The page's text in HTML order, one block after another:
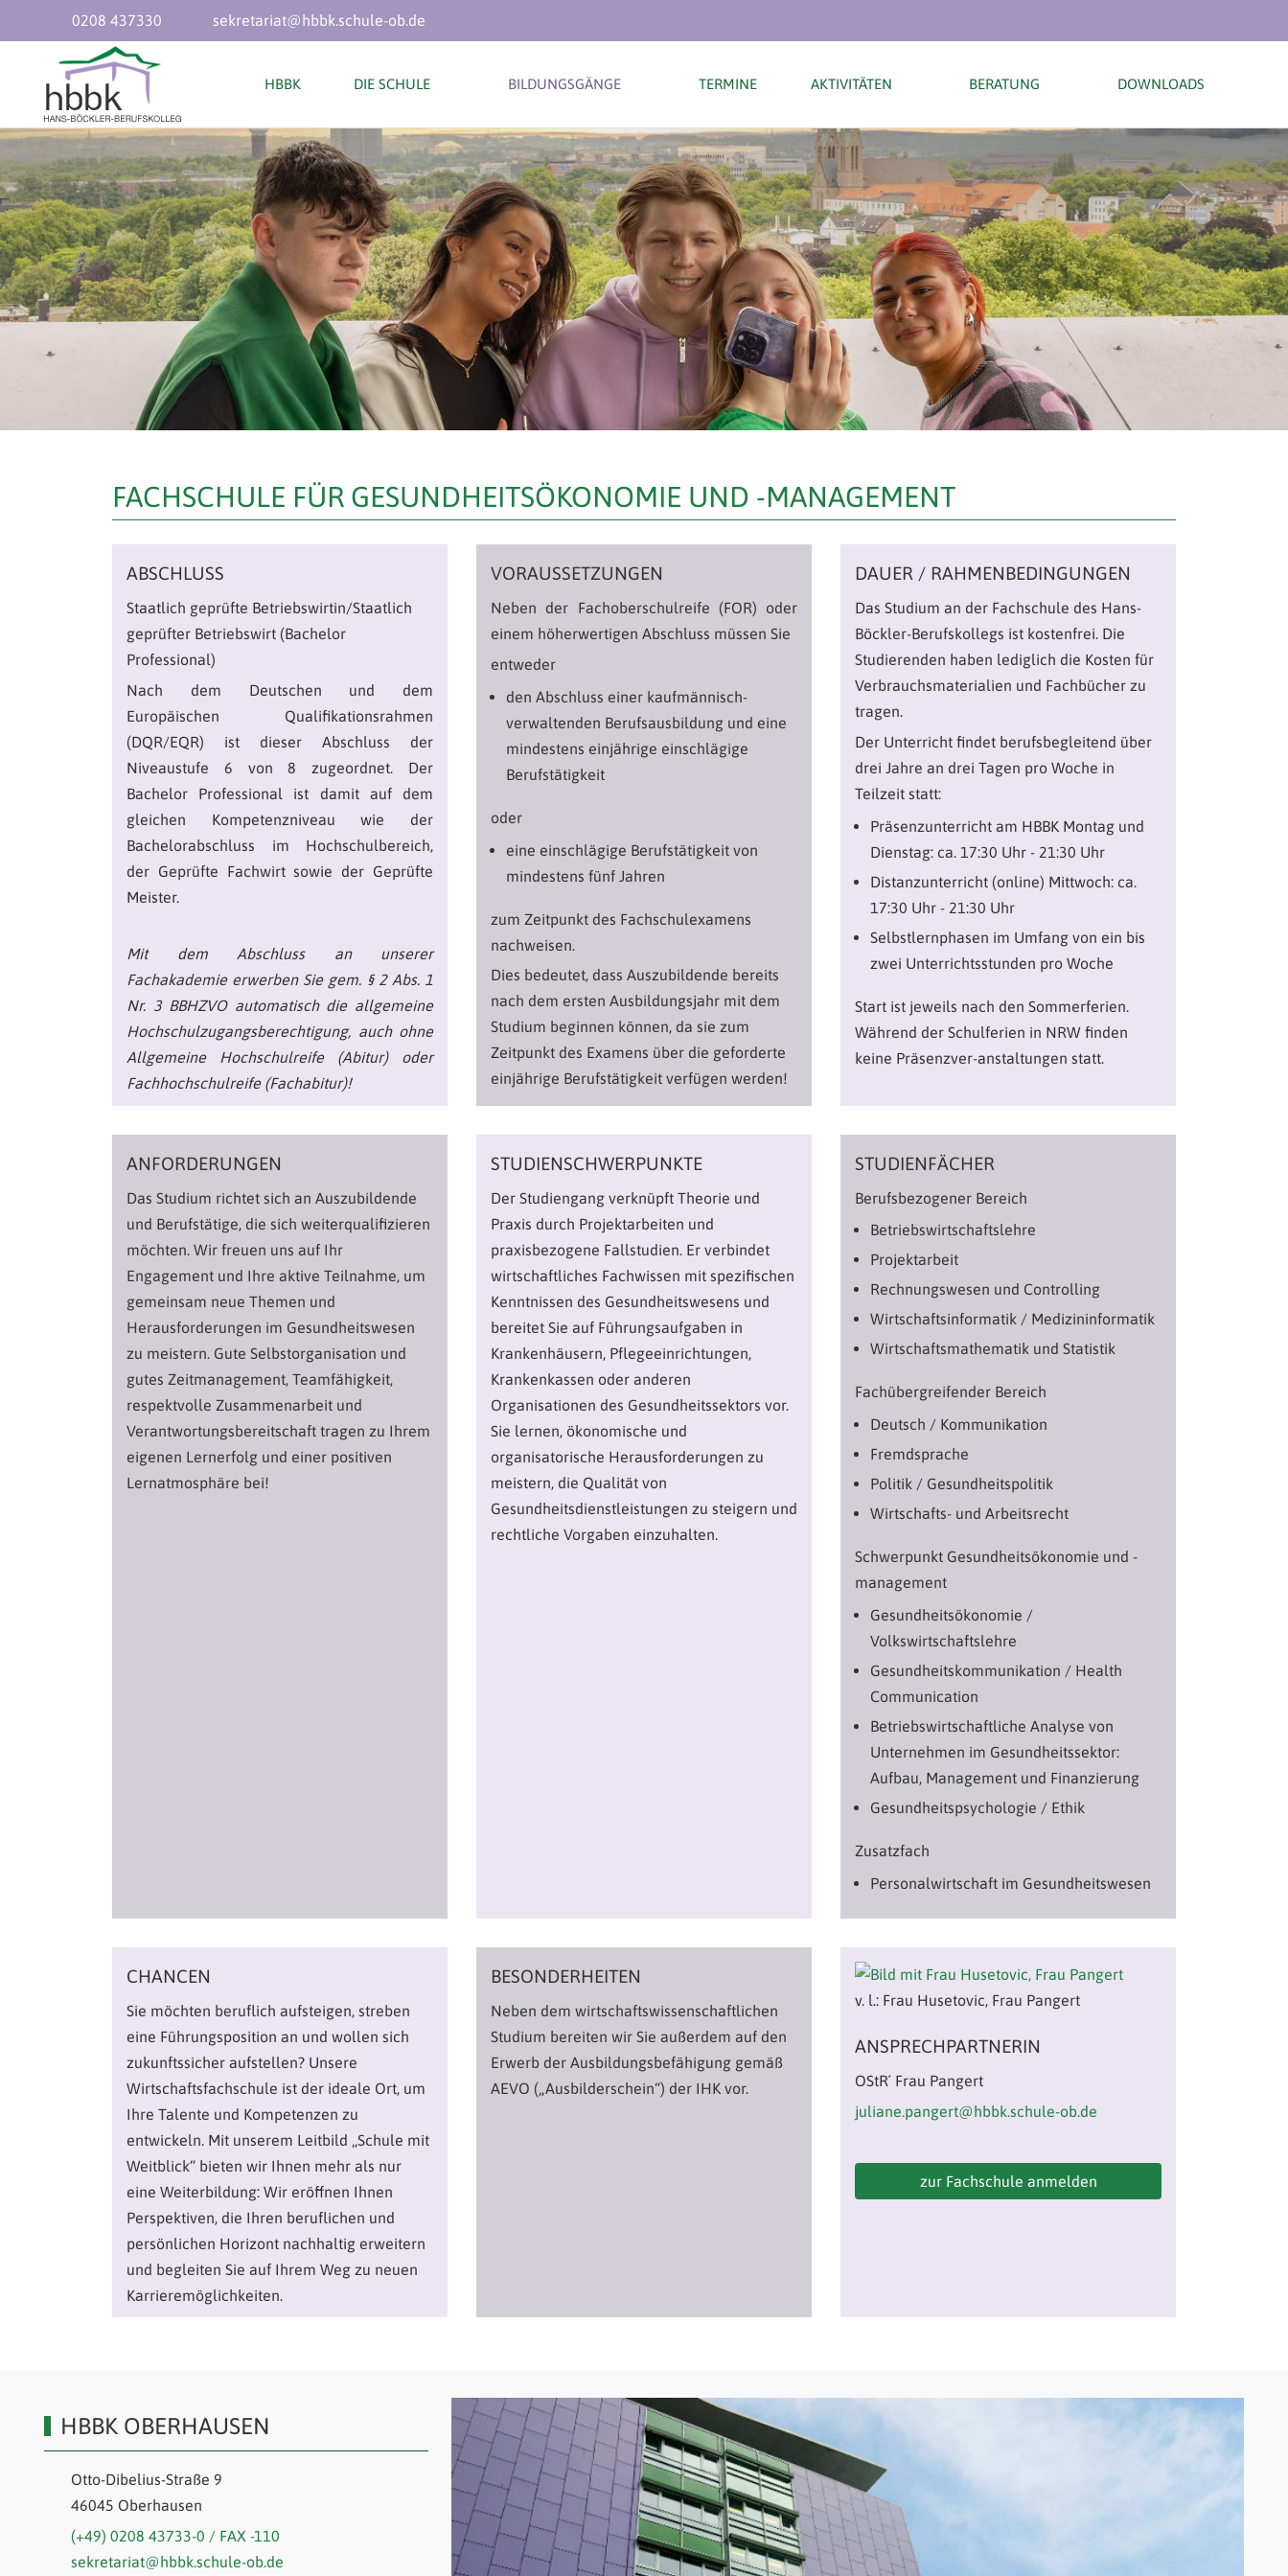
0208 437330 sekretariat@hbbk.schule-ob.de
HBBK DIE SCHULE BILDUNGSGÄNGE TERMINE AKTIVITÄTEN BERATUNG DOWNLOADS
FACHSCHULE FÜR GESUNDHEITSÖKONOMIE UND -MANAGEMENT
ABSCHLUSS
Staatlich geprüfte Betriebswirtin/Staatlich
geprüfter Betriebswirt (Bachelor
Professional)
Nach dem Deutschen und dem
Europäischen Qualifikationsrahmen
(DQR/EQR) ist dieser Abschluss der
Niveaustufe 6 von 8 zugeordnet. Der
Bachelor Professional ist damit auf dem
gleichen Kompetenzniveau wie der
Bachelorabschluss im Hochschulbereich,
der Geprüfte Fachwirt sowie der Geprüfte
Meister.
Mit dem Abschluss an unserer
Fachakademie erwerben Sie gem. § 2 Abs. 1
Nr. 3 BBHZVO automatisch die allgemeine
Hochschulzugangsberechtigung, auch ohne
Allgemeine Hochschulreife (Abitur) oder
Fachhochschulreife (Fachabitur)!
VORAUSSETZUNGEN
Neben der Fachoberschulreife (FOR) oder
einem höherwertigen Abschluss müssen Sie
entweder
den Abschluss einer kaufmännisch-
verwaltenden Berufsausbildung und eine
mindestens einjährige einschlägige
Berufstätigkeit
oder
eine einschlägige Berufstätigkeit von
mindestens fünf Jahren
zum Zeitpunkt des Fachschulexamens
nachweisen.
Dies bedeutet, dass Auszubildende bereits
nach dem ersten Ausbildungsjahr mit dem
Studium beginnen können, da sie zum
Zeitpunkt des Examens über die geforderte
einjährige Berufstätigkeit verfügen werden!
DAUER / RAHMENBEDINGUNGEN
Das Studium an der Fachschule des Hans-
Böckler-Berufskollegs ist kostenfrei. Die
Studierenden haben lediglich die Kosten für
Verbrauchsmaterialien und Fachbücher zu
tragen.
Der Unterricht findet berufsbegleitend über
drei Jahre an drei Tagen pro Woche in
Teilzeit statt:
Präsenzunterricht am HBBK Montag und
Dienstag: ca. 17:30 Uhr - 21:30 Uhr
Distanzunterricht (online) Mittwoch: ca.
17:30 Uhr - 21:30 Uhr
Selbstlernphasen im Umfang von ein bis
zwei Unterrichtsstunden pro Woche
Start ist jeweils nach den Sommerferien.
Während der Schulferien in NRW finden
keine Präsenzver-anstaltungen statt.
ANFORDERUNGEN
Das Studium richtet sich an Auszubildende
und Berufstätige, die sich weiterqualifizieren
möchten. Wir freuen uns auf Ihr
Engagement und Ihre aktive Teilnahme, um
gemeinsam neue Themen und
Herausforderungen im Gesundheitswesen
zu meistern. Gute Selbstorganisation und
gutes Zeitmanagement, Teamfähigkeit,
respektvolle Zusammenarbeit und
Verantwortungsbereitschaft tragen zu Ihrem
eigenen Lernerfolg und einer positiven
Lernatmosphäre bei!
STUDIENSCHWERPUNKTE
Der Studiengang verknüpft Theorie und
Praxis durch Projektarbeiten und
praxisbezogene Fallstudien. Er verbindet
wirtschaftliches Fachwissen mit spezifischen
Kenntnissen des Gesundheitswesens und
bereitet Sie auf Führungsaufgaben in
Krankenhäusern, Pflegeeinrichtungen,
Krankenkassen oder anderen
Organisationen des Gesundheitssektors vor.
Sie lernen, ökonomische und
organisatorische Herausforderungen zu
meistern, die Qualität von
Gesundheitsdienstleistungen zu steigern und
rechtliche Vorgaben einzuhalten.
STUDIENFÄCHER
Berufsbezogener Bereich
Betriebswirtschaftslehre
Projektarbeit
Rechnungswesen und Controlling
Wirtschaftsinformatik / Medizininformatik
Wirtschaftsmathematik und Statistik
Fachübergreifender Bereich
Deutsch / Kommunikation
Fremdsprache
Politik / Gesundheitspolitik
Wirtschafts- und Arbeitsrecht
Schwerpunkt Gesundheitsökonomie und -
management
Gesundheitsökonomie /
Volkswirtschaftslehre
Gesundheitskommunikation / Health
Communication
Betriebswirtschaftliche Analyse von
Unternehmen im Gesundheitssektor:
Aufbau, Management und Finanzierung
Gesundheitspsychologie / Ethik
Zusatzfach
Personalwirtschaft im Gesundheitswesen
CHANCEN
Sie möchten beruflich aufsteigen, streben
eine Führungsposition an und wollen sich
zukunftssicher aufstellen? Unsere
Wirtschaftsfachschule ist der ideale Ort, um
Ihre Talente und Kompetenzen zu
entwickeln. Mit unserem Leitbild „Schule mit
Weitblick“ bieten wir Ihnen mehr als nur
eine Weiterbildung: Wir eröffnen Ihnen
Perspektiven, die Ihren beruflichen und
persönlichen Horizont nachhaltig erweitern
und begleiten Sie auf Ihrem Weg zu neuen
Karrieremöglichkeiten.
BESONDERHEITEN
Neben dem wirtschaftswissenschaftlichen
Studium bereiten wir Sie außerdem auf den
Erwerb der Ausbildungsbefähigung gemäß
AEVO („Ausbilderschein“) der IHK vor.
v. l.: Frau Husetovic, Frau Pangert
ANSPRECHPARTNERIN
OStR´ Frau Pangert
juliane.pangert@hbbk.schule-ob.de
zur Fachschule anmelden
HBBK OBERHAUSEN
Otto-Dibelius-Straße 9
46045 Oberhausen
(+49) 0208 43733-0 / FAX -110
sekretariat@hbbk.schule-ob.de